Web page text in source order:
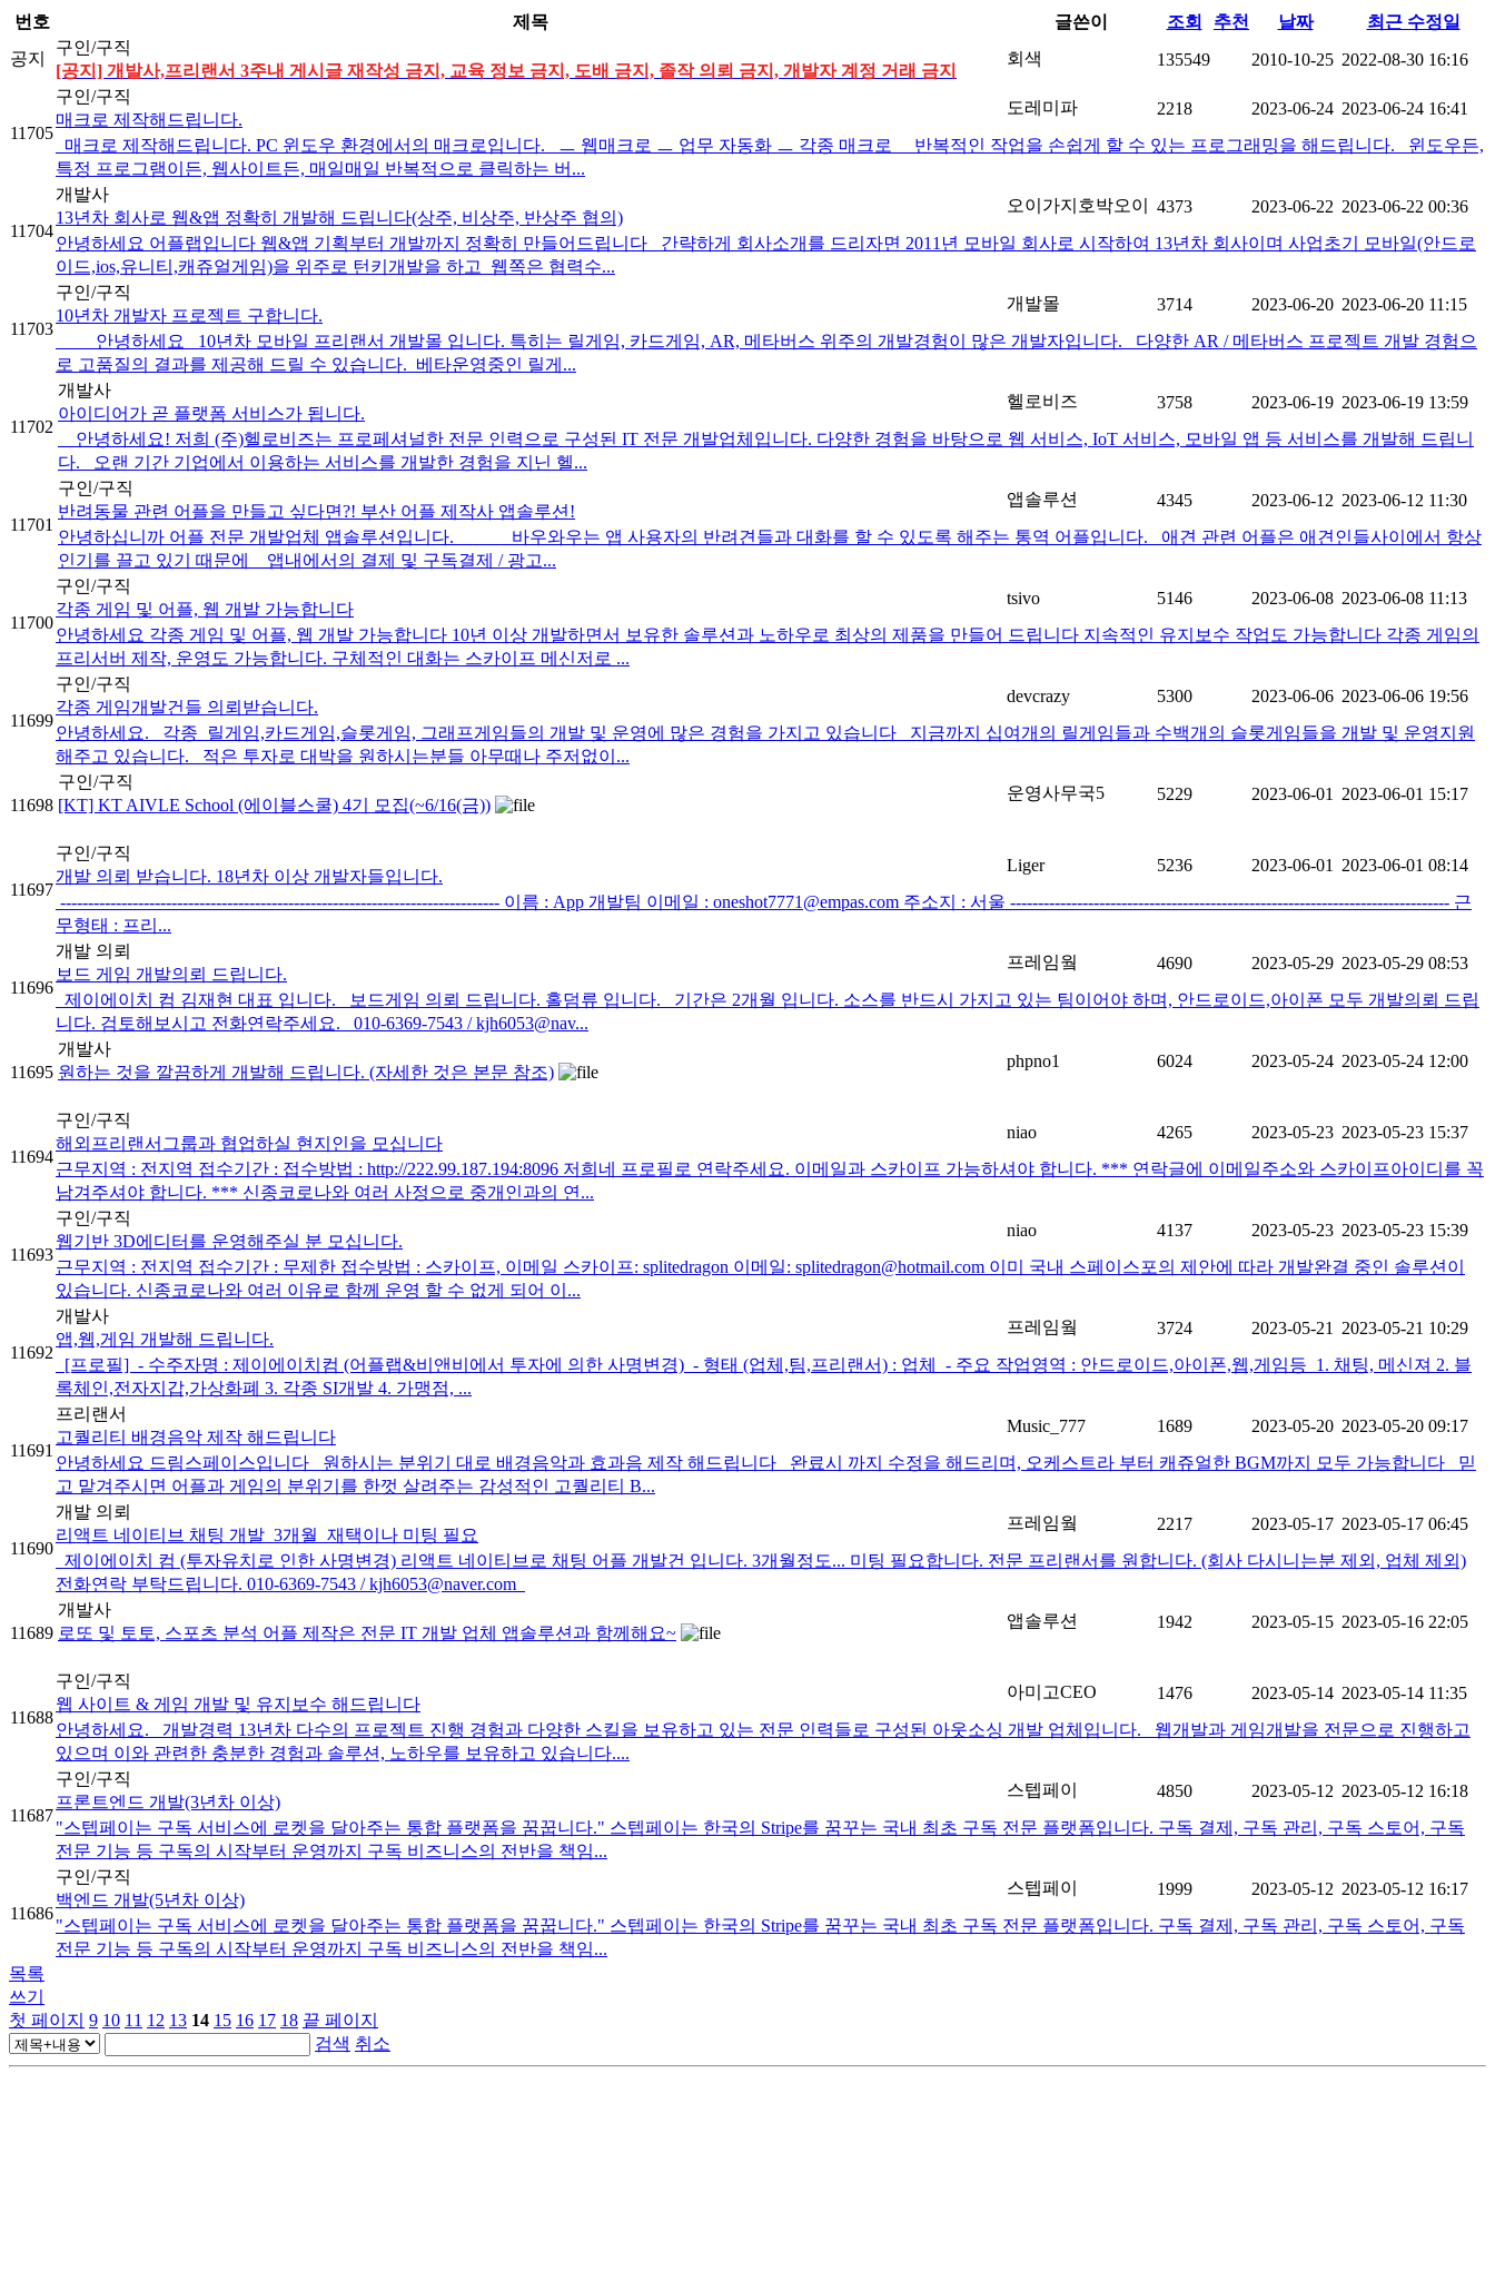
번호 제목 글쓴이 조회 추천 날짜
최근 수정일
공지
구인/구직
[공지] 개발사,프리랜서 3주내 게시글 재작성 금지, 교육 정보 금지, 도배 금지, 졸작 의뢰 금지, 개발자 계정 거래 금지
회색 135549 2010-10-25 2022-08-30 16:16
11705
구인/구직
매크로 제작해드립니다.
도레미파 2218 2023-06-24 2023-06-24 16:41
매크로 제작해드립니다. PC 윈도우 환경에서의 매크로입니다. ㅡ 웹매크로 ㅡ 업무 자동화 ㅡ 각종 매크로 반복적인 작업을 손쉽게 할 수 있는 프로그래밍을 해드립니다. 윈도우든,
특정 프로그램이든, 웹사이트든, 매일매일 반복적으로 클릭하는 버...
11704
개발사
13년차 회사로 웹&앱 정확히 개발해 드립니다(상주, 비상주, 반상주 협의)
오이가지호박오이 4373 2023-06-22 2023-06-22 00:36
안녕하세요 어플랩입니다 웹&앱 기획부터 개발까지 정확히 만들어드립니다 간략하게 회사소개를 드리자면 2011년 모바일 회사로 시작하여 13년차 회사이며 사업초기 모바일(안드로
이드,ios,유니티,캐쥬얼게임)을 위주로 턴키개발을 하고 웹쪽은 협력수...
11703
구인/구직
10년차 개발자 프로젝트 구합니다.
개발몰 3714 2023-06-20 2023-06-20 11:15
안녕하세요 10년차 모바일 프리랜서 개발몰 입니다. 특히는 릴게임, 카드게임, AR, 메타버스 위주의 개발경험이 많은 개발자입니다. 다양한 AR / 메타버스 프로젝트 개발 경험으
로 고품질의 결과를 제공해 드릴 수 있습니다. 베타운영중인 릴게...
11702
개발사
아이디어가 곧 플랫폼 서비스가 됩니다.
헬로비즈 3758 2023-06-19 2023-06-19 13:59
안녕하세요! 저희 (주)헬로비즈는 프로페셔널한 전문 인력으로 구성된 IT 전문 개발업체입니다. 다양한 경험을 바탕으로 웹 서비스, IoT 서비스, 모바일 앱 등 서비스를 개발해 드립니
다. ​ ​ 오랜 기간 기업에서 이용하는 서비스를 개발한 경험을 지닌 헬...
11701
구인/구직
반려동물 관련 어플을 만들고 싶다면?! 부산 어플 제작사 앱솔루션!
앱솔루션 4345 2023-06-12 2023-06-12 11:30
안녕하십니까 어플 전문 개발업체 앱솔루션입니다. 바우와우는 앱 사용자의 반려견들과 대화를 할 수 있도록 해주는 통역 어플입니다. 애견 관련 어플은 애견인들사이에서 항상
인기를 끌고 있기 때문에 앱내에서의 결제 및 구독결제 / 광고...
11700
구인/구직
각종 게임 및 어플, 웹 개발 가능합니다
tsivo 5146 2023-06-08 2023-06-08 11:13
안녕하세요 각종 게임 및 어플, 웹 개발 가능합니다 10년 이상 개발하면서 보유한 솔루션과 노하우로 최상의 제품을 만들어 드립니다 지속적인 유지보수 작업도 가능합니다 각종 게임의
프리서버 제작, 운영도 가능합니다. 구체적인 대화는 스카이프 메신저로 ...
11699
구인/구직
각종 게임개발건들 의뢰받습니다.
devcrazy 5300 2023-06-06 2023-06-06 19:56
안녕하세요. 각종 릴게임,카드게임,슬롯게임, 그래프게임들의 개발 및 운영에 많은 경험을 가지고 있습니다 지금까지 십여개의 릴게임들과 수백개의 슬롯게임들을 개발 및 운영지원
해주고 있습니다. 적은 투자로 대박을 원하시는분들 아무때나 주저없이...
11698
구인/구직
[KT] KT AIVLE School (에이블스쿨) 4기 모집(~6/16(금))
운영사무국5 5229 2023-06-01 2023-06-01 15:17
11697
구인/구직
개발 의뢰 받습니다. 18년차 이상 개발자들입니다.
Liger 5236 2023-06-01
2023-06-01 08:14
------------------------------------------------------------------------------- 이름 : App 개발팀 이메일 : oneshot7771@empas.com 주소지 : 서울 ------------------------------------------------------------------------------- 근
무형태 : 프리...
11696
개발 의뢰
보드 게임 개발의뢰 드립니다.
프레임웤 4690 2023-05-29 2023-05-29 08:53
제이에이치 컴 김재현 대표 입니다. 보드게임 의뢰 드립니다. 홀덤류 입니다. 기간은 2개월 입니다. 소스를 반드시 가지고 있는 팀이어야 하며, 안드로이드,아이폰 모두 개발의뢰 드립
니다. 검토해보시고 전화연락주세요. 010-6369-7543 / kjh6053@nav...
11695
개발사
원하는 것을 깔끔하게 개발해 드립니다. (자세한 것은 본문 참조)
phpno1 6024 2023-05-24 2023-05-24 12:00
11694
구인/구직
해외프리랜서그룹과 협업하실 현지인을 모십니다
niao 4265 2023-05-23 2023-05-23 15:37
근무지역 : 전지역 접수기간 : 접수방법 : http://222.99.187.194:8096 저희네 프로필로 연락주세요. 이메일과 스카이프 가능하셔야 합니다. *** 연락글에 이메일주소와 스카이프아이디를 꼭
남겨주셔야 합니다. *** 신종코로나와 여러 사정으로 중개인과의 연...
11693
구인/구직
웹기반 3D에디터를 운영해주실 분 모십니다.
niao 4137 2023-05-23 2023-05-23 15:39
근무지역 : 전지역 접수기간 : 무제한 접수방법 : 스카이프, 이메일 스카이프: splitedragon 이메일: splitedragon@hotmail.com 이미 국내 스페이스포의 제안에 따라 개발완결 중인 솔루션이
있습니다. 신종코로나와 여러 이유로 함께 운영 할 수 없게 되어 이...
11692
개발사
앱,웹,게임 개발해 드립니다.
프레임웤 3724 2023-05-21
2023-05-21 10:29
[프로필] ​ - 수주자명 : 제이에이치컴 (어플랩&비앤비에서 투자에 의한 사명변경) ​ - 형태 (업체,팀,프리랜서) : 업체 ​ - 주요 작업영역 : 안드로이드,아이폰,웹,게임등 ​ 1. 채팅, 메신져 2. 블
록체인,전자지갑,가상화폐 3. 각종 SI개발 4. 가맹점, ...
11691
프리랜서
고퀄리티 배경음악 제작 해드립니다
Music_777 1689 2023-05-20 2023-05-20 09:17
안녕하세요 드림스페이스입니다 원하시는 분위기 대로 배경음악과 효과음 제작 해드립니다 완료시 까지 수정을 해드리며, 오케스트라 부터 캐쥬얼한 BGM까지 모두 가능합니다 믿
고 맡겨주시면 어플과 게임의 분위기를 한껏 살려주는 감성적인 고퀄리티 B...
11690
개발 의뢰
리액트 네이티브 채팅 개발_3개월_재택이나 미팅 필요
프레임웤 2217 2023-05-17 2023-05-17 06:45
제이에이치 컴 (투자유치로 인한 사명변경) 리액트 네이티브로 채팅 어플 개발건 입니다. 3개월정도... 미팅 필요합니다. 전문 프리랜서를 원합니다. (회사 다시니는분 제외, 업체 제외)
전화연락 부탁드립니다. 010-6369-7543 / kjh6053@naver.com
11689
개발사
로또 및 토토, 스포츠 분석 어플 제작은 전문 IT 개발 업체 앱솔루션과 함께해요~
앱솔루션 1942 2023-05-15 2023-05-16 22:05
11688
구인/구직
웹 사이트 & 게임 개발 및 유지보수 해드립니다
아미고CEO 1476 2023-05-14 2023-05-14 11:35
안녕하세요. 개발경력 13년차 다수의 프로젝트 진행 경험과 다양한 스킬을 보유하고 있는 전문 인력들로 구성된 아웃소싱 개발 업체입니다. 웹개발과 게임개발을 전문으로 진행하고
있으며 이와 관련한 충분한 경험과 솔루션, 노하우를 보유하고 있습니다....
11687
구인/구직
프론트엔드 개발(3년차 이상)
스텝페이 4850 2023-05-12 2023-05-12 16:18
"스텝페이는 구독 서비스에 로켓을 달아주는 통합 플랫폼을 꿈꿉니다." 스텝페이는 한국의 Stripe를 꿈꾸는 국내 최초 구독 전문 플랫폼입니다. 구독 결제, 구독 관리, 구독 스토어, 구독
전문 기능 등 구독의 시작부터 운영까지 구독 비즈니스의 전반을 책임...
11686
구인/구직
백엔드 개발(5년차 이상)
스텝페이 1999 2023-05-12 2023-05-12 16:17
"스텝페이는 구독 서비스에 로켓을 달아주는 통합 플랫폼을 꿈꿉니다." 스텝페이는 한국의 Stripe를 꿈꾸는 국내 최초 구독 전문 플랫폼입니다. 구독 결제, 구독 관리, 구독 스토어, 구독
전문 기능 등 구독의 시작부터 운영까지 구독 비즈니스의 전반을 책임...
목록
쓰기
첫 페이지 9 10 11 12 13 14 15 16 17 18 끝 페이지
검색 취소